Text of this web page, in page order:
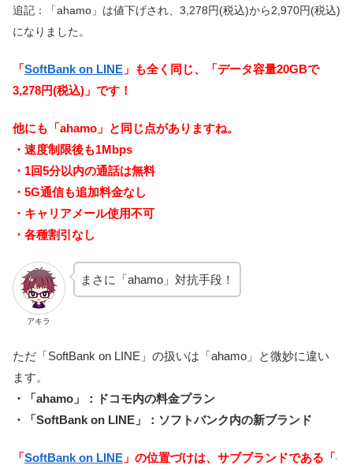
追記：「ahamo」は値下げされ、3,278円(税込)から2,970円(税込)
になりました。
「SoftBank on LINE 」も全く同じ、「データ容量20GBで
3,278円(税込)」です！
他にも「ahamo」と同じ点がありますね。
・速度制限後も1Mbps
・1回5分以内の通話は無料
・5G通信も追加料金なし
・キャリアメール使用不可
・各種割引なし
アキラ
まさに「ahamo」対抗手段！
ただ「SoftBank on LINE」の扱いは「ahamo」と微妙に違い
ます。
・「ahamo」：ドコモ内の料金プラン
・「SoftBank on LINE」：ソフトバンク内の新ブランド
「SoftBank on LINE 」の位置づけは、サブブランドである「